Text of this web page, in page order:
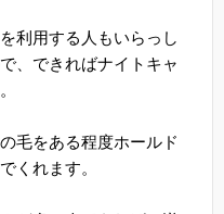
利用する人もいらっし
、できればナイトキャ
毛をある程度ホールド
くれます。